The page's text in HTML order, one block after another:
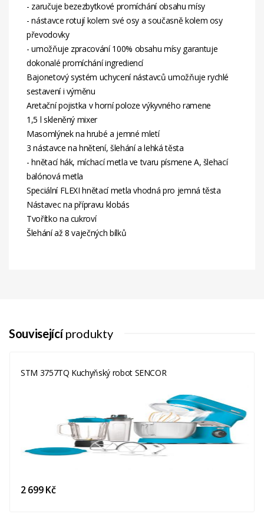
- zaručuje bezezbytkové promíchání obsahu mísy
- nástavce rotují kolem své osy a současně kolem osy
převodovky
- umožňuje zpracování 100% obsahu mísy garantuje
dokonalé promíchání ingrediencí
Bajonetový systém uchycení nástavců umožňuje rychlé
sestavení i výměnu
Aretační pojistka v horní poloze výkyvného ramene
1,5 l skleněný mixer
Masomlýnek na hrubé a jemné mletí
3 nástavce na hnětení, šlehání a lehká těsta
- hnětací hák, míchací metla ve tvaru písmene A, šlehací
balónová metla
Speciální FLEXI hnětací metla vhodná pro jemná těsta
Nástavec na přípravu klobás
Tvořítko na cukroví
Šlehání až 8 vaječných bílků
Související produkty
STM 3757TQ Kuchyňský robot SENCOR
2 699 Kč